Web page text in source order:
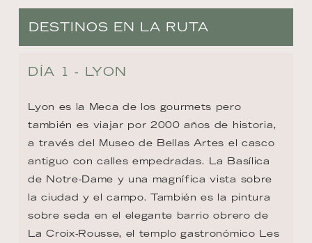
DESTINOS EN LA RUTA
DÍA 1 - LYON
Lyon es la Meca de los gourmets pero
también es viajar por 2000 años de historia,
a través del Museo de Bellas Artes el casco
antiguo con calles empedradas. La Basílica
de Notre-Dame y una magnífica vista sobre
la ciudad y el campo. También es la pintura
sobre seda en el elegante barrio obrero de
La Croix-Rousse, el templo gastronómico Les